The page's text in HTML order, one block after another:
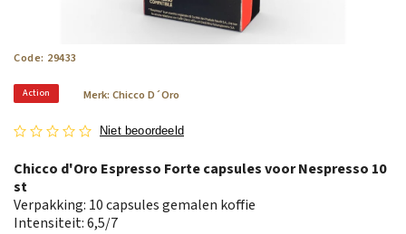
Code: 29433
Action
Niet beoordeeld
Merk: Chicco D´Oro
Chicco d'Oro Espresso Forte capsules voor Nespresso 10
st
Verpakking: 10 capsules gemalen koffie
Intensiteit: 6,5/7